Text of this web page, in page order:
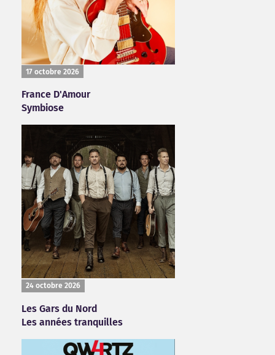
17 octobre 2026
France D'Amour
Symbiose
24 octobre 2026
Les Gars du Nord
Les années tranquilles